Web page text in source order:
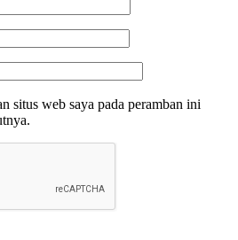
situs web saya pada peramban ini